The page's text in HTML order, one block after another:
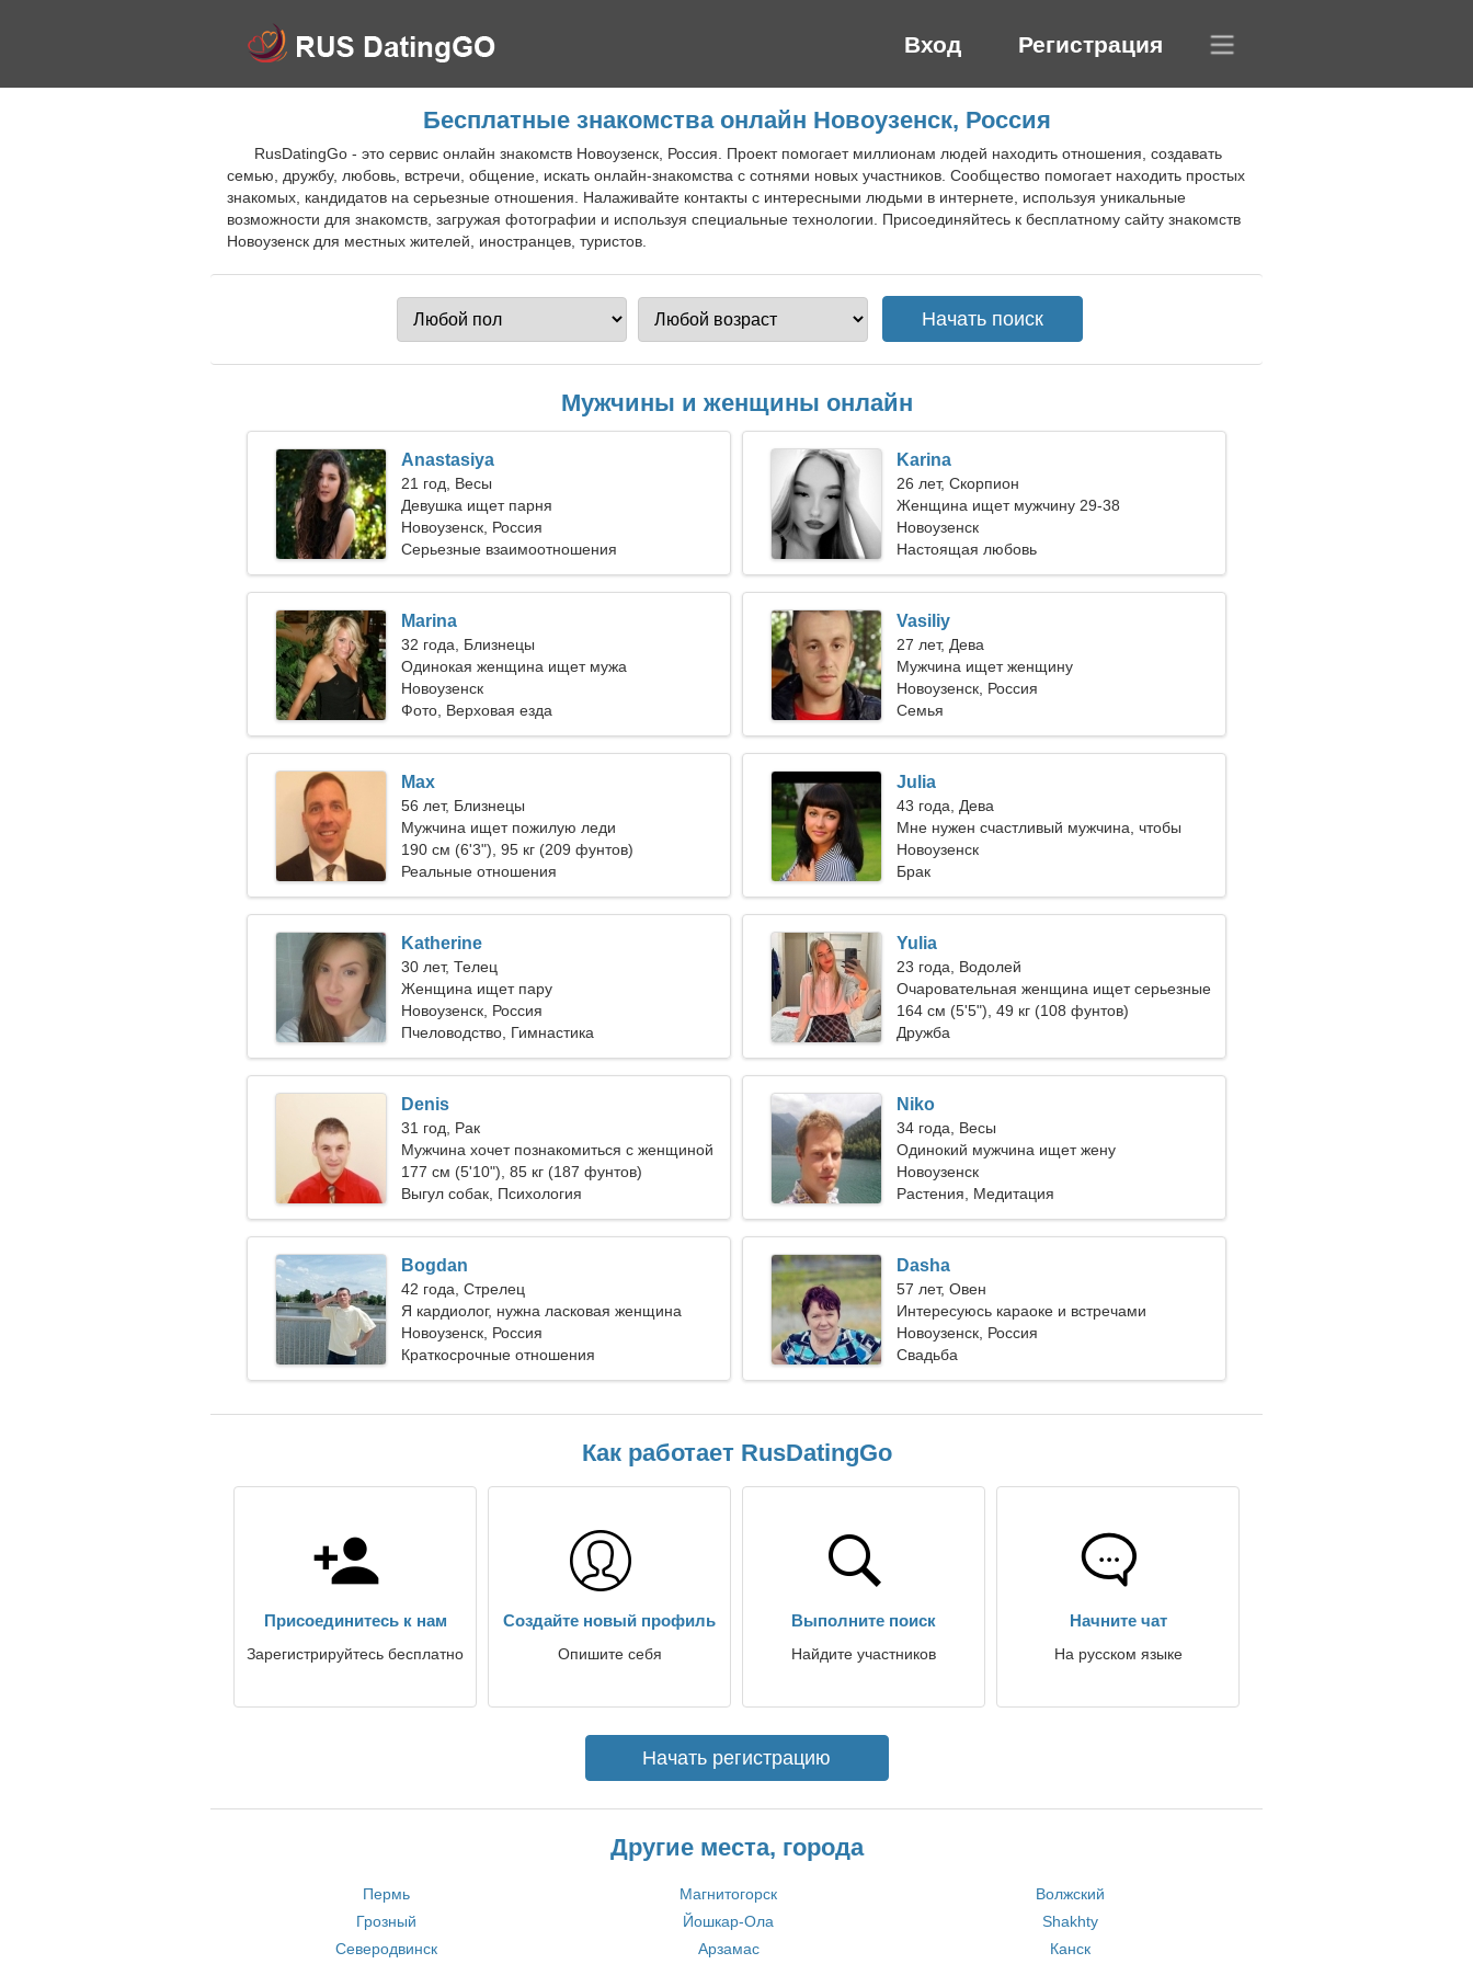
Вход Регистрация
Бесплатные знакомства онлайн Новоузенск, Россия
RusDatingGo - это сервис онлайн знакомств Новоузенск, Россия. Проект помогает миллионам людей находить отношения, создавать
семью, дружбу, любовь, встречи, общение, искать онлайн-знакомства с сотнями новых участников. Сообщество помогает находить простых
знакомых, кандидатов на серьезные отношения. Налаживайте контакты с интересными людьми в интернете, используя уникальные
возможности для знакомств, загружая фотографии и используя специальные технологии. Присоединяйтесь к бесплатному сайту знакомств
Новоузенск для местных жителей, иностранцев, туристов.
Мужчины и женщины онлайн
Anastasiya
21 год, Весы
Девушка ищет парня
Новоузенск, Россия
Серьезные взаимоотношения
Karina
26 лет, Скорпион
Женщина ищет мужчину 29-38
Новоузенск
Настоящая любовь
Marina
32 года, Близнецы
Одинокая женщина ищет мужа
Новоузенск
Фото, Верховая езда
Vasiliy
27 лет, Дева
Мужчина ищет женщину
Новоузенск, Россия
Семья
Max
56 лет, Близнецы
Мужчина ищет пожилую леди
190 см (6'3"), 95 кг (209 фунтов)
Реальные отношения
Julia
43 года, Дева
Мне нужен счастливый мужчина, чтобы
танцевать вместе
Новоузенск
Брак
Katherine
30 лет, Телец
Женщина ищет пару
Новоузенск, Россия
Пчеловодство, Гимнастика
Yulia
23 года, Водолей
Очаровательная женщина ищет серьезные
отношения
164 см (5'5"), 49 кг (108 фунтов)
Дружба
Denis
31 год, Рак
Мужчина хочет познакомиться с женщиной
26-28
177 см (5'10"), 85 кг (187 фунтов)
Выгул собак, Психология
Niko
34 года, Весы
Одинокий мужчина ищет жену
Новоузенск
Растения, Медитация
Bogdan
42 года, Стрелец
Я кардиолог, нужна ласковая женщина
Новоузенск, Россия
Краткосрочные отношения
Dasha
57 лет, Овен
Интересуюсь караоке и встречами
Новоузенск, Россия
Свадьба
Как работает RusDatingGo
Присоединитесь к нам
Зарегистрируйтесь бесплатно
Создайте новый профиль
Опишите себя
Выполните поиск
Найдите участников
Начните чат
На русском языке
Начать регистрацию
Другие места, города
Пермь Магнитогорск
Волжский
Грозный
Йошкар-Ола
Shakhty
Северодвинск
Арзамас Канск